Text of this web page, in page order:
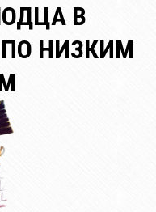
В
НИЗКИМ